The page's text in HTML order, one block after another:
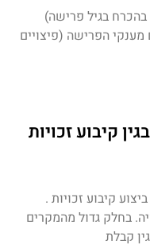
בגיל פרישה)
סיכום מענקי הפרישה (פיצויים
קיבוע זכויות
קיבוע זכויות .
בחלק גדול מהמקרים
קבלת